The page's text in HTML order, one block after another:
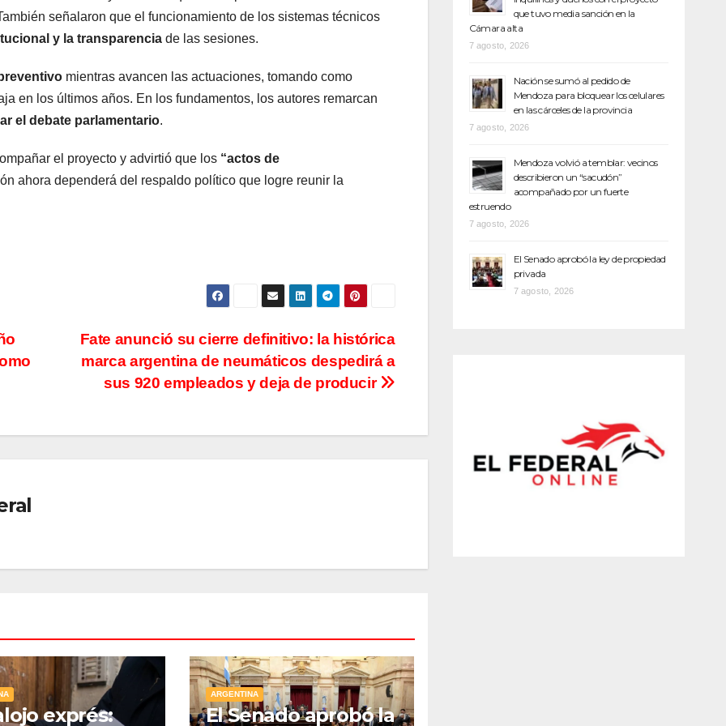
señalaron que el funcionamiento de los sistemas técnicos
y la transparencia de las sesiones.
mientras avancen las actuaciones, tomando como
en los últimos años. En los fundamentos, los autores remarcan
el debate parlamentario.
el proyecto y advirtió que los “actos de
ahora dependerá del respaldo político que logre reunir la
Fate anunció su cierre definitivo: la histórica
marca argentina de neumáticos despedirá a
sus 920 empleados y deja de producir
exprés:
ARGENTINA
El Senado aprobó la
que tuvo media sanción en la
Cámara alta
7 agosto, 2026
Nación se sumó al pedido de
Mendoza para bloquear los celulares
en las cárceles de la provincia
7 agosto, 2026
Mendoza volvió a temblar: vecinos
describieron un “sacudón”
acompañado por un fuerte
estruendo
7 agosto, 2026
El Senado aprobó la ley de propiedad
privada
7 agosto, 2026